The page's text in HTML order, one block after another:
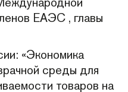
ЕАЭС , главы
«Экономика
среды для
товаров на